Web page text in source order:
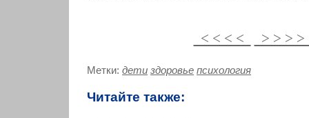
< < < < > > >
Метки: дети здоровье психология
Читайте также: